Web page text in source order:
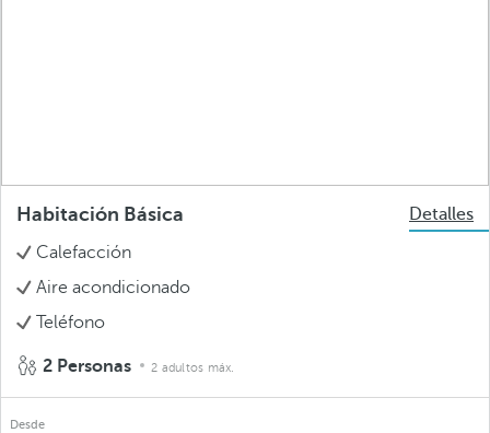
Habitación Básica
Detalles
Calefacción
Aire acondicionado
Teléfono
2 Personas 2 adultos máx.
Desde